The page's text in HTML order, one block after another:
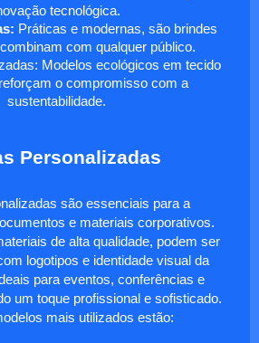
tecnológica.
Práticas e modernas, são brindes
com qualquer público.
Modelos ecológicos em tecido
o compromisso com a
sustentabilidade.
Personalizadas
são essenciais para a
e materiais corporativos.
de alta qualidade, podem ser
logotipos e identidade visual da
para eventos, conferências e
um toque profissional e sofisticado.
mais utilizados estão: